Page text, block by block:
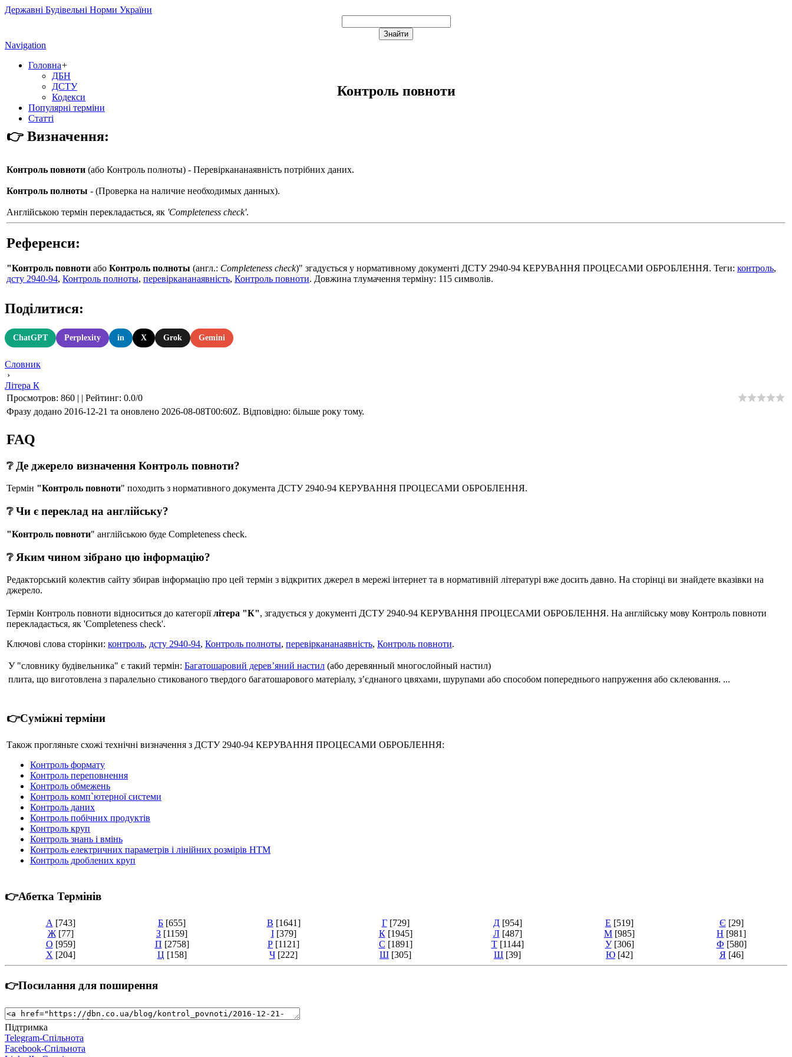
Державні Будівельні Норми України
Navigation
Головна+
ДБН
ДСТУ
Кодекси
Популярні терміни
Статті
Контроль повноти
👉 Визначення:
Контроль повноти (або Контроль полноты) - Перевіркананаявність потрібних даних.
Контроль полноты - (Проверка на наличие необходимых данных).
Англійською термін перекладається, як 'Completeness check'.
Референси:
"Контроль повноти або Контроль полноты (англ.: Completeness check)" згадується у нормативному документі ДСТУ 2940-94 КЕРУВАННЯ ПРОЦЕСАМИ ОБРОБЛЕННЯ. Теги: контроль,
дсту 2940-94, Контроль полноты, перевіркананаявність, Контроль повноти. Довжина тлумачення терміну: 115 символів.
Поділитися:
ChatGPT Perplexity in X Grok Gemini
Словник
›
Літера К
Просмотров: 860 | | Рейтинг: 0.0/0
Фразу додано 2016-12-21 та оновлено 2026-08-08T00:60Z. Відповідно: більше року тому.
FAQ
❔ Де джерело визначення Контроль повноти?
Термін "Контроль повноти" походить з нормативного документа ДСТУ 2940-94 КЕРУВАННЯ ПРОЦЕСАМИ ОБРОБЛЕННЯ.
❔ Чи є переклад на англійську?
"Контроль повноти" англійською буде Completeness check.
❔ Яким чином зібрано цю інформацію?
Редакторський колектив сайту збирав інформацію про цей термін з відкритих джерел в мережі інтернет та в нормативній літературі вже досить давно. На сторінці ви знайдете вказівки на
джерело.
Термін Контроль повноти відноситься до категоріїлітера "К", згадується у документі ДСТУ 2940-94 КЕРУВАННЯ ПРОЦЕСАМИ ОБРОБЛЕННЯ. На англійську мову Контроль повноти
перекладається, як 'Completeness check'.
Ключові слова сторінки: контроль, дсту 2940-94, Контроль полноты, перевіркананаявність, Контроль повноти.
У "словнику будівельника" є такий термін: Багатошаровий дерев’яний настил (або деревянный многослойный настил)
плита, що виготовлена з паралельно стикованого твердого багатошарового матеріалу, з’єднаного цвяхами, шурупами або способом попереднього напруження або склеювання. ...
👉Суміжні терміни
Також прогляньте схожі технічні визначення з ДСТУ 2940-94 КЕРУВАННЯ ПРОЦЕСАМИ ОБРОБЛЕННЯ:
Контроль формату
Контроль переповнення
Контроль обмежень
Контроль комп`ютерної системи
Контроль даних
Контроль побічних продуктів
Контроль круп
Контроль знань і вмінь
Контроль електричних параметрів і лінійних розмірів НТМ
Контроль дроблених круп
👉Абетка Термінів
А [743] Б [655] В [1641] Г [729] Д [954] Е [519] Є [29]
Ж [77] З [1159] І [379] К [1945] Л [487] М [985] Н [981]
О [959] П [2758] Р [1121] С [1891] Т [1144] У [306] Ф [580]
Х [204] Ц [158] Ч [222] Ш [305] Щ [39] Ю [42] Я [46]
👉Посилання для поширення
Підтримка
Telegram-Спільнота
Facebook-Спільнота